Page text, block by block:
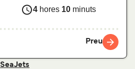
4 hores 10 minuts
Preu
SeaJets